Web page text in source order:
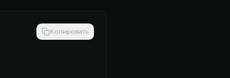
Копировать